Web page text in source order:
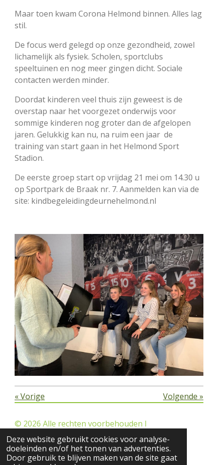
Deze website gebruikt cookies voor analyse-
doeleinden en/of het tonen van advertenties.
Door gebruik te blijven maken van de site gaat
Maar toen kwam Corona Helmond binnen. Alles lag
stil.
De focus werd gelegd op onze gezondheid, zowel
lichamelijk als fysiek. Scholen, sportclubs
speeltuinen en nog meer gingen dicht. Sociale
contacten werden minder.
Doordat kinderen veel thuis zijn geweest is de
overstap naar het voorgezet onderwijs voor
sommige kinderen nog groter dan de afgelopen
jaren. Gelukkig kan nu, na ruim een jaar de
training van start gaan in het Helmond Sport
Stadion.
De eerste groep start op vrijdag 21 mei om 14.30 u
op Sportpark de Braak nr. 7. Aanmelden kan via de
site: kindbegeleidingdeurnehelmond.nl
«Vorige Volgende »
© 2026 Alle rechten voorbehouden l
Kindbegeleiding Deurne/Helmond